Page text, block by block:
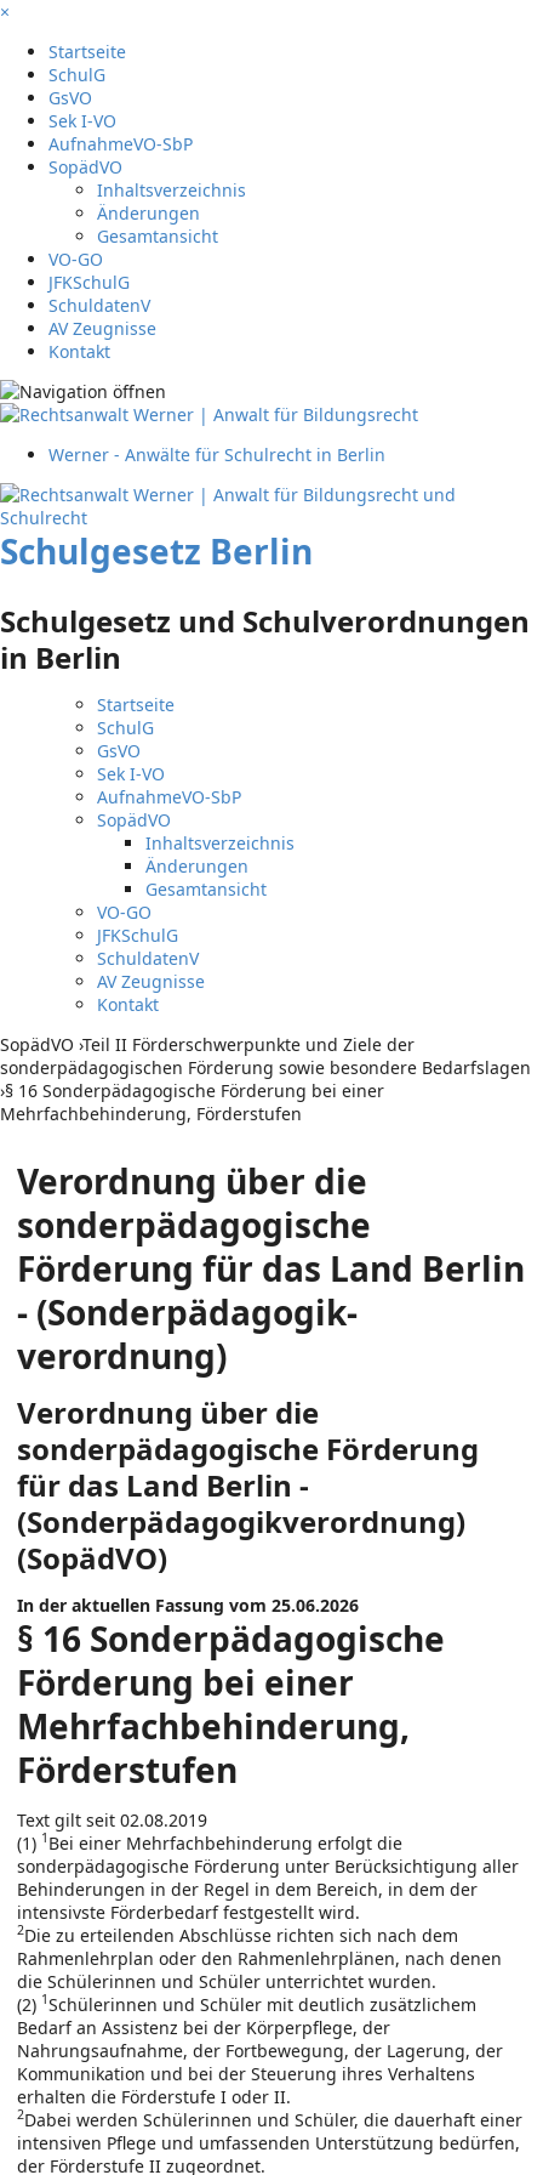
×
Startseite
SchulG
GsVO
Sek I-VO
AufnahmeVO-SbP
SopädVO
Inhaltsverzeichnis
Änderungen
Gesamtansicht
VO-GO
JFKSchulG
SchuldatenV
AV Zeugnisse
Kontakt
Werner - Anwälte für Schulrecht in Berlin
Schulgesetz Berlin
Schulgesetz und Schulverordnungen
in Berlin
Startseite
SchulG
GsVO
Sek I-VO
AufnahmeVO-SbP
SopädVO
Inhaltsverzeichnis
Änderungen
Gesamtansicht
VO-GO
JFKSchulG
SchuldatenV
AV Zeugnisse
Kontakt
SopädVO ›Teil II Förderschwerpunkte und Ziele der
sonderpädagogischen Förderung sowie besondere Bedarfslagen
›§ 16 Sonderpädagogische Förderung bei einer
Mehrfachbehinderung, Förderstufen
Verordnung über die
sonderpädagogische
Förderung für das Land Berlin
- (Sonderpädagogik­
verordnung)
Verordnung über die
sonderpädagogische Förderung
für das Land Berlin -
(Sonderpädagogik­verordnung)
(SopädVO)
In der aktuellen Fassung vom 25.06.2026
§ 16 Sonderpädagogische
Förderung bei einer
Mehrfachbehinderung,
Förderstufen
Text gilt seit 02.08.2019
(1) 1 Bei einer Mehrfachbehinderung erfolgt die
sonderpädagogische Förderung unter Berücksichtigung aller
Behinderungen in der Regel in dem Bereich, in dem der
intensivste Förderbedarf festgestellt wird.
2Die zu erteilenden Abschlüsse richten sich nach dem
Rahmenlehrplan oder den Rahmenlehrplänen, nach denen
die Schülerinnen und Schüler unterrichtet wurden.
(2) 1Schülerinnen und Schüler mit deutlich zusätzlichem
Bedarf an Assistenz bei der Körperpflege, der
Nahrungsaufnahme, der Fortbewegung, der Lagerung, der
Kommunikation und bei der Steuerung ihres Verhaltens
erhalten die Förderstufe I oder II.
2Dabei werden Schülerinnen und Schüler, die dauerhaft einer
intensiven Pflege und umfassenden Unterstützung bedürfen,
der Förderstufe II zugeordnet.